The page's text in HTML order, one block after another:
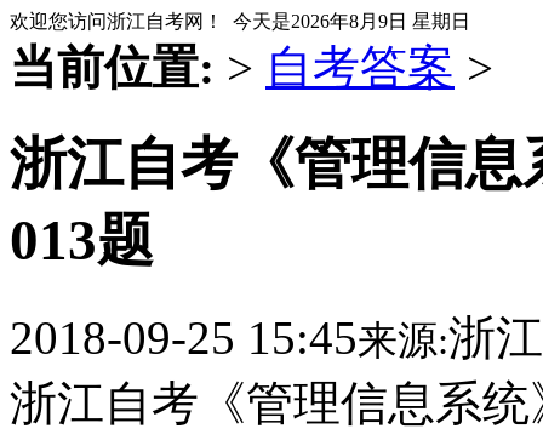
欢迎您访问浙江自考网！ 今天是2026年8月9日 星期日
当前位置: > 自考答案 >
浙江自考《管理信
013题
2018-09-25 15:45来源:浙
浙江自考《管理信息系